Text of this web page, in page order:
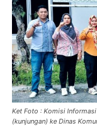
Ket Foto : Komisi
(kunjungan) ke Dinas